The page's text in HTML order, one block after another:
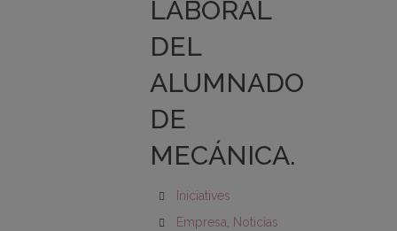
LABORAL
DEL
ALUMNADO
DE
MECÁNICA.
Iniciatives
Empresa, Noticias